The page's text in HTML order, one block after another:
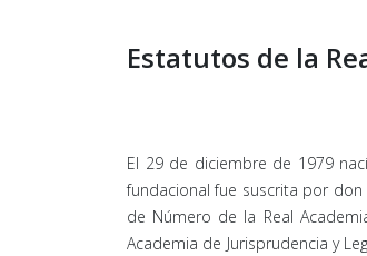
Estatutos de la
El 29 de diciembre de 1979
fundacional fue suscrita por don
de Número de la Real
Academia de Jurisprudencia y